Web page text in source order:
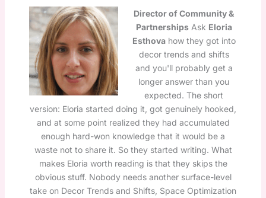
Director of Community &
PartnershipsAsk Eloria
Esthovahow they got into
decor trends and shifts
and you'll probably get a
longer answer than you
expected. The short
version: Eloria started doing it, got genuinely hooked,
and at some point realized they had accumulated
enough hard-won knowledge that it would be a
waste not to share it. So they started writing. What
makes Eloria worth reading is that they skips the
obvious stuff. Nobody needs another surface-level
take on Decor Trends and Shifts, Space Optimization